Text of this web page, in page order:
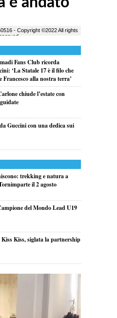
Fans Club ricorda
‘La Statale 17 è il filo che
Francesco alla nostra terra’
chiude l’estate con
Guccini con una dedica sui
trekking e natura a
il 2 agosto
del Mondo Lead U19
Kiss, siglata la partnership